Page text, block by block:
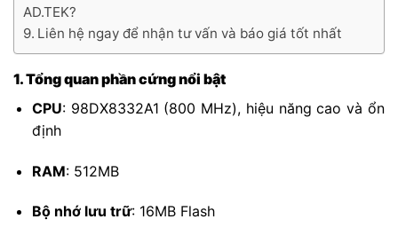
AD.TEK?
Liên hệ ngay để nhận tư vấn và báo giá tốt nhất
1. Tổng quan phần cứng nổi bật
CPU: 98DX8332A1 (800 MHz), hiệu năng cao và ổn
định
RAM: 512MB
Bộ nhớ lưu trữ: 16MB Flash